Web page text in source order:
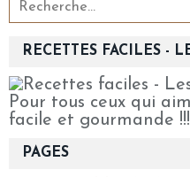
RECETTES FACILES -
Pour tous ceux qui
facile et gourmande !!!
PAGES